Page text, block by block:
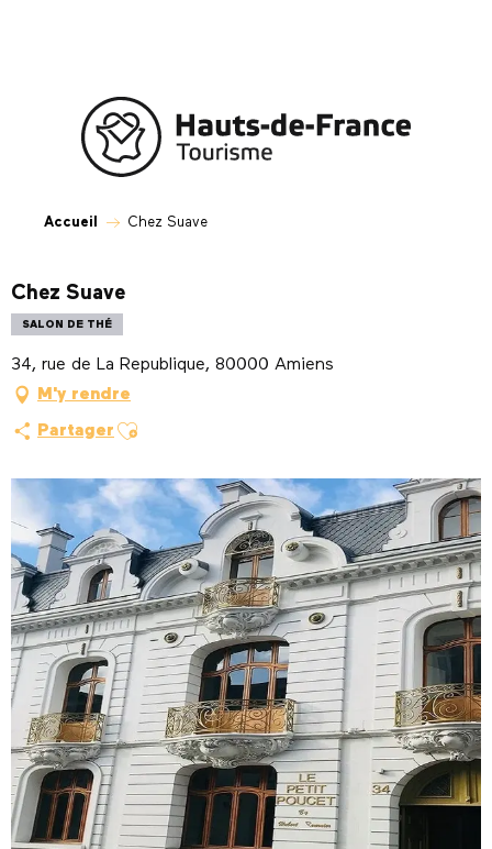
Accueil Chez Suave
Chez Suave
SALON DE THÉ
34, rue de La Republique, 80000 Amiens
M'y rendre
Partager Ajouter aux favoris